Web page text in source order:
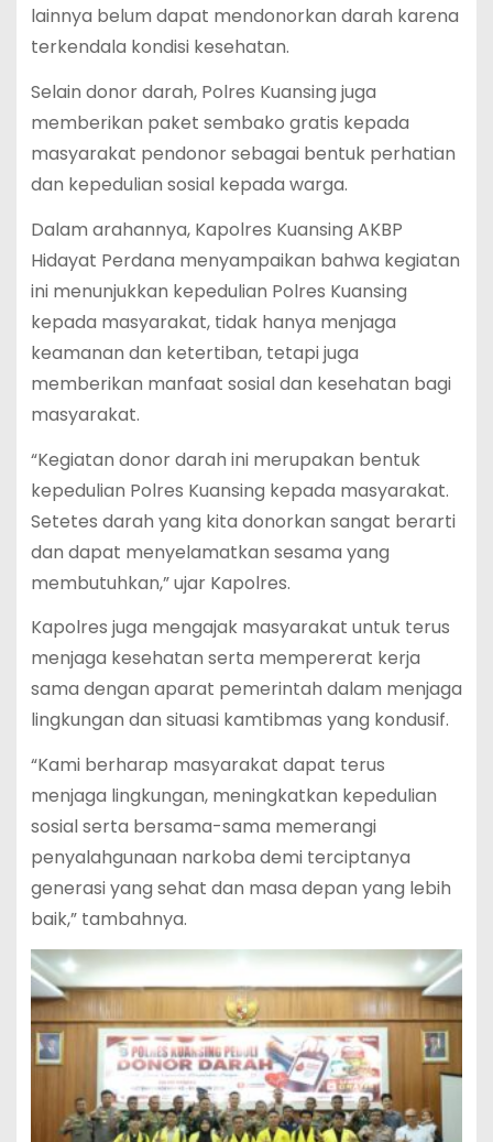
lainnya belum dapat mendonorkan darah karena
terkendala kondisi kesehatan.
Selain donor darah, Polres Kuansing juga
memberikan paket sembako gratis kepada
masyarakat pendonor sebagai bentuk perhatian
dan kepedulian sosial kepada warga.
Dalam arahannya, Kapolres Kuansing AKBP
Hidayat Perdana menyampaikan bahwa kegiatan
ini menunjukkan kepedulian Polres Kuansing
kepada masyarakat, tidak hanya menjaga
keamanan dan ketertiban, tetapi juga
memberikan manfaat sosial dan kesehatan bagi
masyarakat.
“Kegiatan donor darah ini merupakan bentuk
kepedulian Polres Kuansing kepada masyarakat.
Setetes darah yang kita donorkan sangat berarti
dan dapat menyelamatkan sesama yang
membutuhkan,” ujar Kapolres.
Kapolres juga mengajak masyarakat untuk terus
menjaga kesehatan serta mempererat kerja
sama dengan aparat pemerintah dalam menjaga
lingkungan dan situasi kamtibmas yang kondusif.
“Kami berharap masyarakat dapat terus
menjaga lingkungan, meningkatkan kepedulian
sosial serta bersama-sama memerangi
penyalahgunaan narkoba demi terciptanya
generasi yang sehat dan masa depan yang lebih
baik,” tambahnya.